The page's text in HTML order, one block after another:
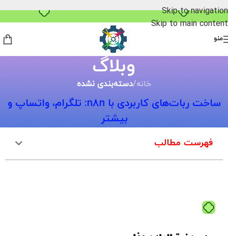
Skip to navigation
Skip to main content
منو
وبلاگ
خانه/دسته‌بندی نشده
ساخت ربات‌های کاربردی با n8n: تلگرام، واتساپ و
بیشتر
فهرست مطالب